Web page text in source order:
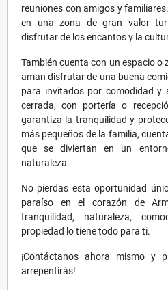
reuniones con amigos y
en una zona de gran valor
disfrutar de los encantos y la
También cuenta con un espacio o
aman disfrutar de una buena
para invitados por comodidad y
cerrada, con portería o
garantiza la tranquilidad y
más pequeños de la familia,
que se diviertan en un
naturaleza.
No pierdas esta oportunidad
paraíso en el corazón de
tranquilidad, naturaleza,
propiedad lo tiene todo para ti.
¡Contáctanos ahora mismo y
arrepentirás!